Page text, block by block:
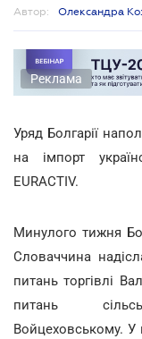
Автор: Олександра
Реклама
Уряд Болгарії
на імпорт
EURACTIV.
Минулого тижня
Словаччина
питань торгівлі
питань
Войцеховському.